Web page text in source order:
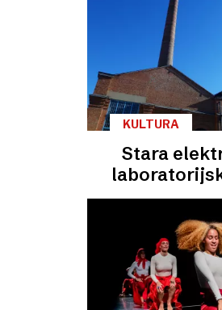
KULTURA
Stara